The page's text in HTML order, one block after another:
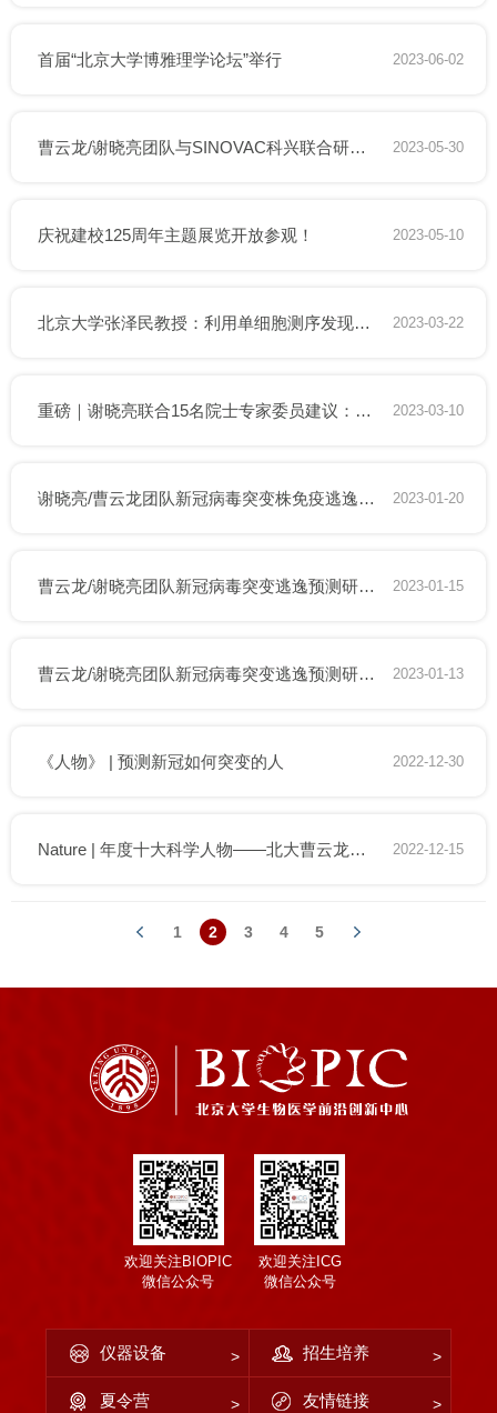
2023-06-02
首届“北京大学博雅理学论坛”举行
2023-05-30
曹云龙/谢晓亮团队与SINOVAC科兴联合研制新冠病毒广谱中和抗体药物SA55获国家药监局批准开展临床试验
2023-05-10
庆祝建校125周年主题展览开放参观！
2023-03-22
北京大学张泽民教授：利用单细胞测序发现肿瘤微环境差异，推动精准医学向前发展
2023-03-10
重磅｜谢晓亮联合15名院士专家委员建议：建立药品紧急使用授权法规
2023-01-20
谢晓亮/曹云龙团队新冠病毒突变株免疫逃逸机制研究入选2022年度“中国生命科学十大进展”
2023-01-15
曹云龙/谢晓亮团队新冠病毒突变逃逸预测研究入选“2022中国十大科技创新奖”
2023-01-13
曹云龙/谢晓亮团队新冠病毒突变逃逸预测研究入选​“2022中国十大科技创新奖”
2022-12-30
《人物》 | 预测新冠如何突变的人
2022-12-15
Nature | 年度十大科学人物——北大曹云龙入选
1 2 3 4 5
欢迎关注BIOPIC
微信公众号
欢迎关注ICG
微信公众号
仪器设备 招生培养
夏令营 友情链接